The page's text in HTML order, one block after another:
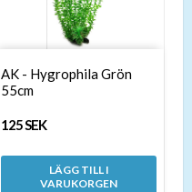
AK - Hygrophila Grön
55cm
125 SEK
LÄGG TILL I
VARUKORGEN